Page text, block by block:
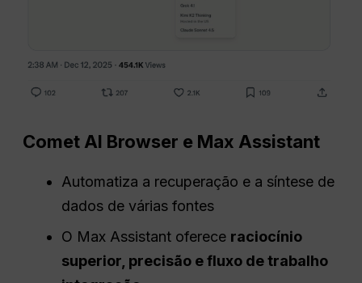
Comet AI Browser e Max Assistant
Automatiza a recuperação e a síntese de
dados de várias fontes
O Max Assistant oferece raciocínio
superior, precisão efluxo de trabalho